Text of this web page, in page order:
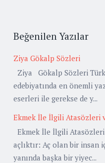
Beğenilen Yazılar
Ziya Gökalp Sözleri
Ziya Gökalp Sözleri
edebiyatında en önemli
eserleri ile gerekse de y...
Ekmek İle İlgili Atasözleri
Ekmek İle İlgili Atasözleri
açlıktır: Aç olan bir insan
yanında başka bir yiyec...